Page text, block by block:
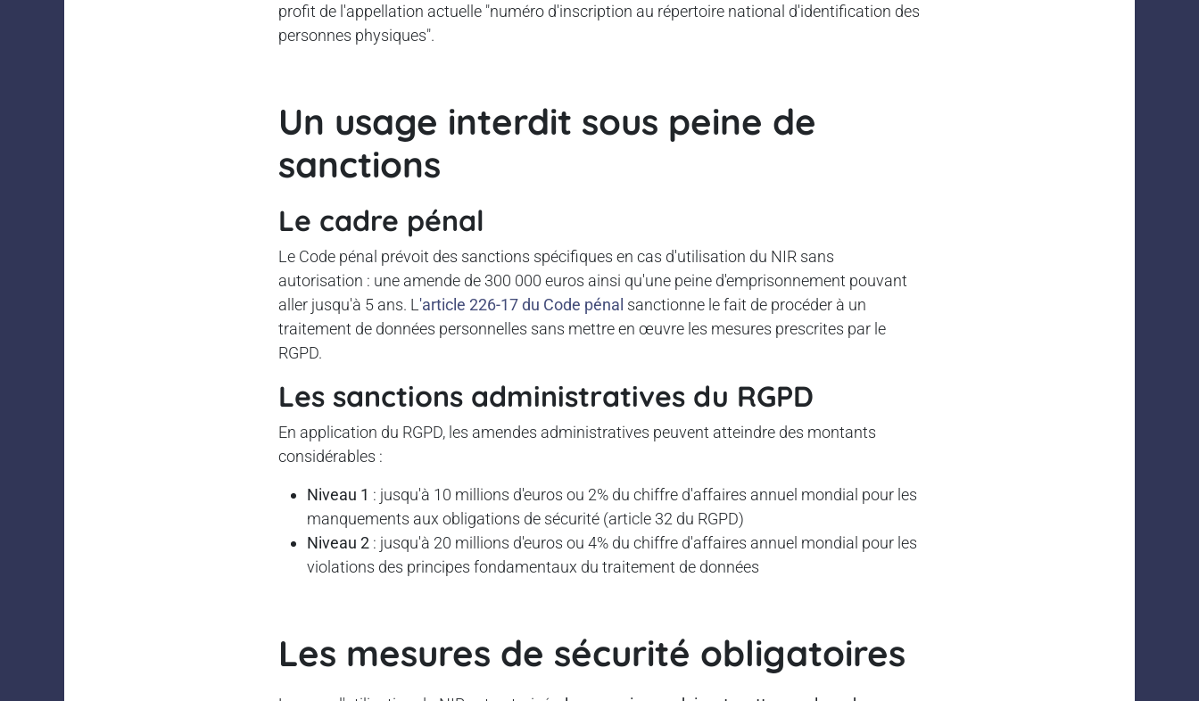
profit de l'appellation actuelle "numéro d'inscription au répertoire national d'identification des
personnes physiques".
Un usage interdit sous peine de
sanctions
Le cadre pénal
Le Code pénal prévoit des sanctions spécifiques en cas d'utilisation du NIR sans
autorisation : une amende de 300 000 euros ainsi qu'une peine d'emprisonnement pouvant
aller jusqu'à 5 ans. L 'article 226-17 du Code pénal sanctionne le fait de procéder à un
traitement de données personnelles sans mettre en œuvre les mesures prescrites par le
RGPD.
Les sanctions administratives du RGPD
En application du RGPD, les amendes administratives peuvent atteindre des montants
considérables :
Niveau 1 : jusqu'à 10 millions d'euros ou 2% du chiffre d'affaires annuel mondial pour les
manquements aux obligations de sécurité (article 32 du RGPD)
Niveau 2 : jusqu'à 20 millions d'euros ou 4% du chiffre d'affaires annuel mondial pour les
violations des principes fondamentaux du traitement de données
Les mesures de sécurité obligatoires